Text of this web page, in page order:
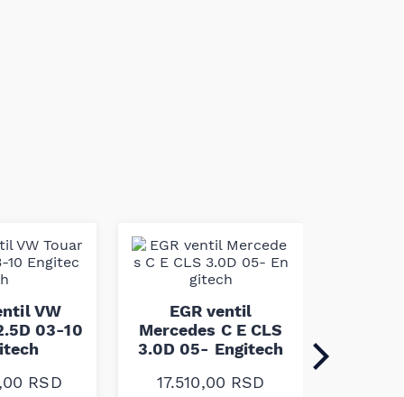
VW
03-10
RSD
EGR ventil
Mercedes C E CLS
3.0D 05- Engitech
17.510,00 RSD